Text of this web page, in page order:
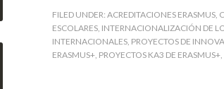
FILED UNDER: ACREDITACIONES ERASMUS,
ESCOLARES, INTERNACIONALIZACIÓN DE
INTERNACIONALES, PROYECTOS DE
ERASMUS+, PROYECTOS KA3 DE ERASMUS+,